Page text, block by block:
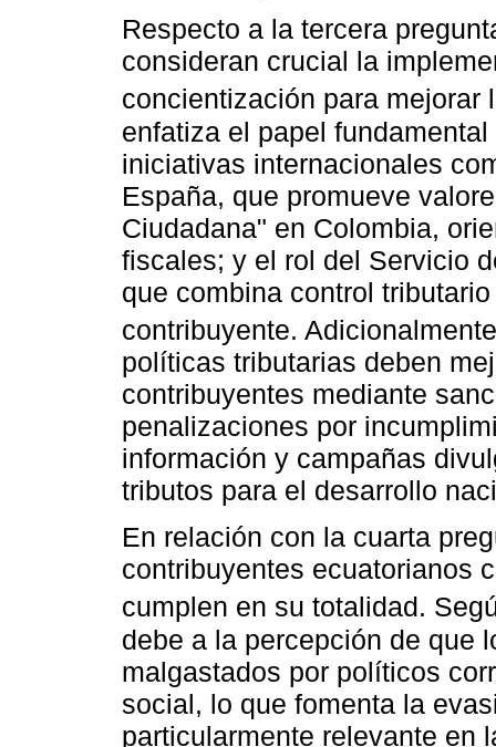
Respecto a la tercera
consideran crucial la
concientización para
enfatiza el papel
iniciativas internacionales
España, que promueve
Ciudadana" en Colombia,
fiscales; y el rol del Servicio
que combina control
contribuyente.
políticas tributarias deben
contribuyentes mediante
penalizaciones por
información y campañas
tributos para el desarrollo
En relación con la cuarta
contribuyentes ecuatorianos
cumplen en su totalidad.
debe a la percepción de que
malgastados por políticos
social, lo que fomenta la
particularmente relevante en